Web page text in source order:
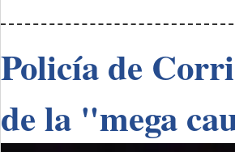
Policía de
de la "mega